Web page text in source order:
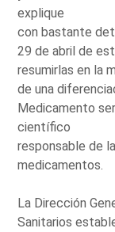
explique
con bastante
29 de abril de
resumirlas en la
de una
Medicamento
científico
responsable de
medicamentos.
La Dirección
Sanitarios